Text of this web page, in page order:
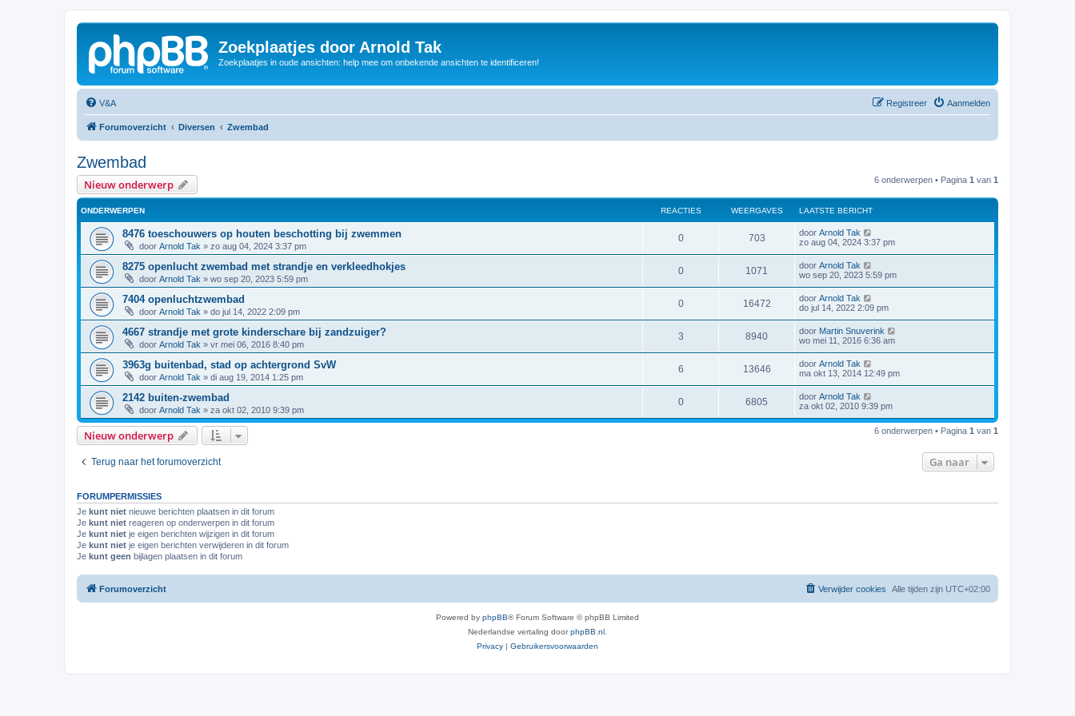
Zoekplaatjes door Arnold Tak
Zoekplaatjes in oude ansichten: help mee om onbekende ansichten te identificeren!
V&A Aanmelden
Registreer
Forumoverzicht Diversen Zwembad
Zwembad
Nieuw onderwerp 6 onderwerpen • Pagina 1 van 1
ONDERWERPEN REACTIES WEERGAVES LAATSTE BERICHT
8476 toeschouwers op houten beschotting bij zwemmen
door Arnold Tak » zo aug 04, 2024 3:37 pm
0 703 door Arnold Tak
zo aug 04, 2024 3:37 pm
8275 openlucht zwembad met strandje en verkleedhokjes
door Arnold Tak » wo sep 20, 2023 5:59 pm
0 1071 door Arnold Tak
wo sep 20, 2023 5:59 pm
7404 openluchtzwembad
door Arnold Tak » do jul 14, 2022 2:09 pm
0 16472 door Arnold Tak
do jul 14, 2022 2:09 pm
4667 strandje met grote kinderschare bij zandzuiger?
door Arnold Tak » vr mei 06, 2016 8:40 pm
3 8940 door Martin Snuverink
wo mei 11, 2016 6:36 am
3963g buitenbad, stad op achtergrond SvW
door Arnold Tak » di aug 19, 2014 1:25 pm
6 13646 door Arnold Tak
ma okt 13, 2014 12:49 pm
2142 buiten-zwembad
door Arnold Tak » za okt 02, 2010 9:39 pm
0 6805 door Arnold Tak
za okt 02, 2010 9:39 pm
Nieuw onderwerp 6 onderwerpen • Pagina 1 van 1
Terug naar het forumoverzicht Ga naar
FORUMPERMISSIES
Je kunt niet nieuwe berichten plaatsen in dit forum
Je kunt niet reageren op onderwerpen in dit forum
Je kunt niet je eigen berichten wijzigen in dit forum
Je kunt niet je eigen berichten verwijderen in dit forum
Je kunt geen bijlagen plaatsen in dit forum
Forumoverzicht Alle tijden zijn UTC+02:00
Verwijder cookies
Powered by phpBB® Forum Software © phpBB Limited
Nederlandse vertaling doorphpBB.nl
Privacy | Gebruikersvoorwaarden